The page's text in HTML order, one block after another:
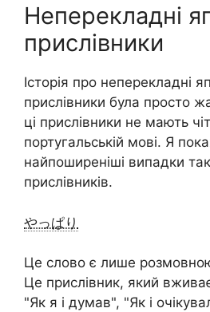
Неперекладні
прислівники
Історія про неперекладні
прислівники була просто
ці прислівники не мають
португальській мові. Я
найпоширеніші випадки
прислівників.
やっぱり
Це слово є лише
Це прислівник, який
"Як я і думав", "Як і